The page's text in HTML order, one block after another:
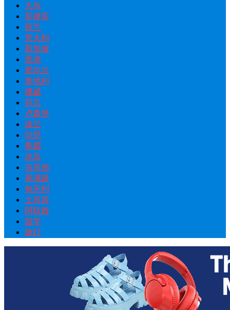
大马
菲律宾
荷兰
意大利
新加坡
香港
爱尔兰
奥地利
挪威
芬兰
卢森堡
波兰
印尼
希腊
冰岛
马耳他
塞浦路
匈牙利
土耳其
阿联酋
留学
旅行